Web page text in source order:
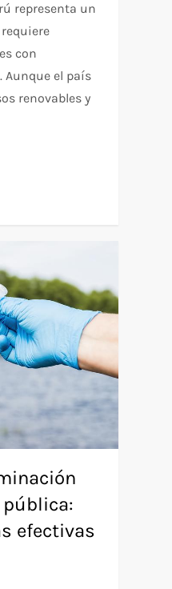
representa un
con
Aunque el país
renovables y
efectivas